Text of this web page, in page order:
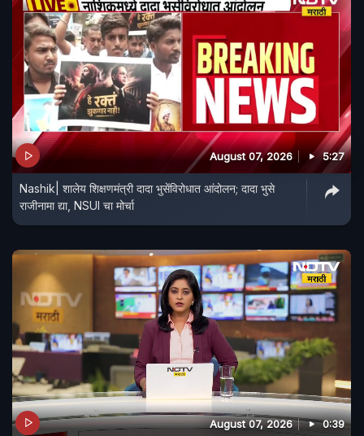
August 07, 2026 5:27
Nashik| शालेय शिक्षणमंत्री दादा भुसेंविरोधात आंदोलन; दादा भुसे
राजीनामा द्या, NSUI चा मोर्चा
August 07, 2026 0:39